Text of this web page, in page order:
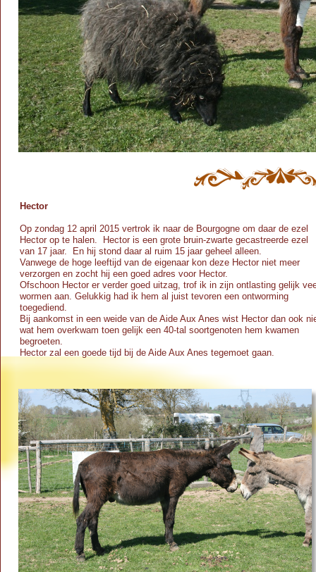
Hector
Op zondag 12 april 2015 vertrok ik naar de Bourgogne om daar de ezel
Hector op te halen. Hector is een grote bruin-zwarte gecastreerde ezel
van 17 jaar. En hij stond daar al ruim 15 jaar geheel alleen.
Vanwege de hoge leeftijd van de eigenaar kon deze Hector niet meer
verzorgen en zocht hij een goed adres voor Hector.
Ofschoon Hector er verder goed uitzag, trof ik in zijn ontlasting gelijk
wormen aan. Gelukkig had ik hem al juist tevoren een ontworming
toegediend.
Bij aankomst in een weide van de Aide Aux Anes wist Hector dan ook
wat hem overkwam toen gelijk een 40-tal soortgenoten hem kwamen
begroeten.
Hector zal een goede tijd bij de Aide Aux Anes tegemoet gaan.